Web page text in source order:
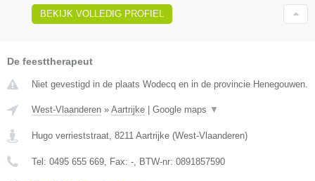
BEKIJK VOLLEDIG PROFIEL
De feesttherapeut
Niet gevestigd in de plaats Wodecq en in de provincie Henegouwen.
West-Vlaanderen » Aartrijke | Google maps ▼
Hugo verrieststraat 8211 Aartrijke (West-Vlaanderen)
Tel: 0495 655 669 , Fax: - , BTW-nr: 0891857590